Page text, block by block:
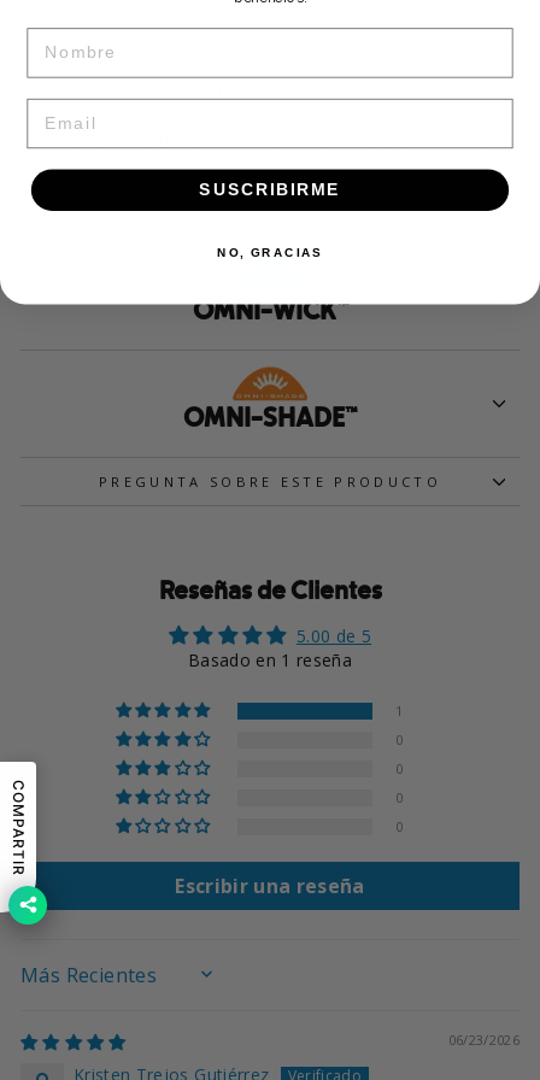
MATERIALES E INTRUCCIONES DE LAVADO
OMNI-WICK™
OMNI-SHADE™
PREGUNTA SOBRE ESTE PRODUCTO
Reseñas de Clientes
5.00 de 5
Basado en 1 reseña
1
0
0
0
0
Escribir una reseña
SORT BY
06/23/2026
Kristen Trejos Gutiérrez
COMPARTIR
EMAIL
SUSCRIBIRME
NO, GRACIAS